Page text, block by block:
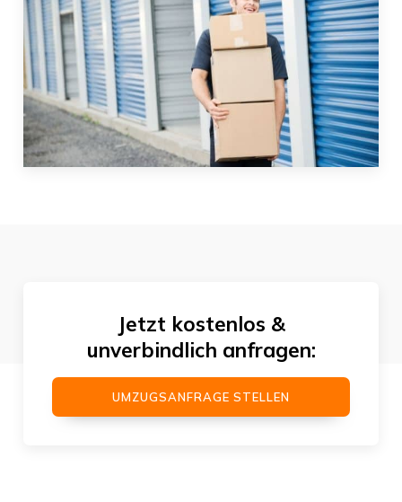
Jetzt kostenlos &
unverbindlich anfragen:
UMZUGSANFRAGE STELLEN